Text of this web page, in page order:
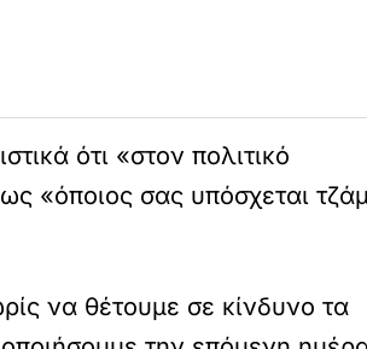
ότι «στον πολιτικό
«όποιος σας υπόσχεται
να θέτουμε σε κίνδυνο τα